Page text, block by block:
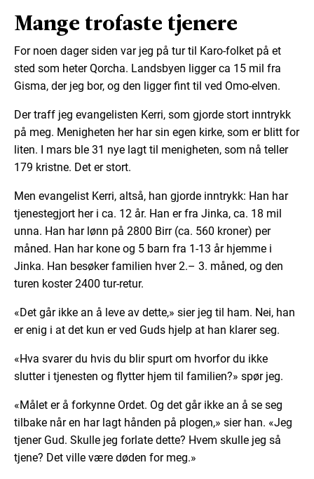
Mange trofaste tjenere
For noen dager siden var jeg på tur til Karo-folket på et
sted som heter Qorcha. Landsbyen ligger ca 15 mil fra
Gisma, der jeg bor, og den ligger fint til ved Omo-elven.
Der traff jeg evangelisten Kerri, som gjorde stort inntrykk
på meg. Menigheten her har sin egen kirke, som er blitt for
liten. I mars ble 31 nye lagt til menigheten, som nå teller
179 kristne. Det er stort.
Men evangelist Kerri, altså, han gjorde inntrykk: Han har
tjenestegjort her i ca. 12 år. Han er fra Jinka, ca. 18 mil
unna. Han har lønn på 2800 Birr (ca. 560 kroner) per
måned. Han har kone og 5 barn fra 1-13 år hjemme i
Jinka. Han besøker familien hver 2.– 3. måned, og den
turen koster 2400 tur-retur.
«Det går ikke an å leve av dette,» sier jeg til ham. Nei, han
er enig i at det kun er ved Guds hjelp at han klarer seg.
«Hva svarer du hvis du blir spurt om hvorfor du ikke
slutter i tjenesten og flytter hjem til familien?» spør jeg.
«Målet er å forkynne Ordet. Og det går ikke an å se seg
tilbake når en har lagt hånden på plogen,» sier han. «Jeg
tjener Gud. Skulle jeg forlate dette? Hvem skulle jeg så
tjene? Det ville være døden for meg.»